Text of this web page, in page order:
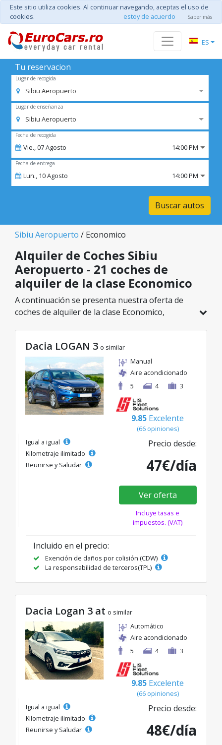
Este sitio utiliza cookies. Al continuar navegando, aceptas el uso de
cookies.
estoy de acuerdo Saber más
ES
Tu reservacion
Lugar de recogida
Sibiu Aeropuerto
Lugar de enseñanza
Sibiu Aeropuerto
Fecha de recogida
Vie.,07Agosto 14:00 PM
Fecha de entrega
Lun., 10Agosto 14:00 PM
Buscar autos
Sibiu Aeropuerto / Economico
Alquiler de Coches Sibiu
Aeropuerto - 21 coches de
alquiler de la clase Economico
A continuación se presenta nuestra oferta de
coches de alquiler de la clase Economico,
modelo ideal de la categoría seleccionada, con
tarifas excelentes desde solo 15€/día.
Dacia LOGAN 3 o similar
Manual
Aire acondicionado
5
4 3
9.85 Excelente
(66 opiniones)
Igual a igual
Kilometraje ilimitado
Reunirse y Saludar
Precio desde:
47€/día
Ver oferta
Incluye tasas e
impuestos. (VAT)
Incluido en el precio:
Exención de daños por colisión (CDW)
La responsabilidad de terceros(TPL)
Dacia Logan 3 at o similar
Automático
Aire acondicionado
5
4 3
9.85 Excelente
(66 opiniones)
Igual a igual
Kilometraje ilimitado
Reunirse y Saludar
Precio desde:
48€/día